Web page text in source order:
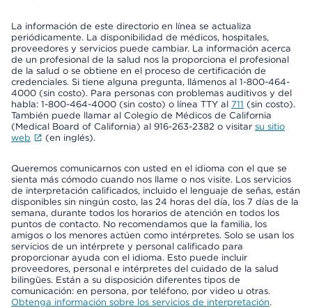
La información de este directorio en línea se actualiza
periódicamente. La disponibilidad de médicos, hospitales,
proveedores y servicios puede cambiar. La información acerca
de un profesional de la salud nos la proporciona el profesional
de la salud o se obtiene en el proceso de certificación de
credenciales. Si tiene alguna pregunta, llámenos al 1-800-464-
4000 (sin costo). Para personas con problemas auditivos y del
habla: 1-800-464-4000 (sin costo) o línea TTY al 711 (sin costo).
También puede llamar al Colegio de Médicos de California
(Medical Board of California) al 916-263-2382 o visitar su sitio
web
(en inglés).
Queremos comunicarnos con usted en el idioma con el que se
sienta más cómodo cuando nos llame o nos visite. Los servicios
de interpretación calificados, incluido el lenguaje de señas, están
disponibles sin ningún costo, las 24 horas del día, los 7 días de la
semana, durante todos los horarios de atención en todos los
puntos de contacto. No recomendamos que la familia, los
amigos o los menores actúen como intérpretes. Solo se usan los
servicios de un intérprete y personal calificado para
proporcionar ayuda con el idioma. Esto puede incluir
proveedores, personal e intérpretes del cuidado de la salud
bilingües. Están a su disposición diferentes tipos de
comunicación: en persona, por teléfono, por video u otras.
Obtenga información sobre los servicios de interpretación.